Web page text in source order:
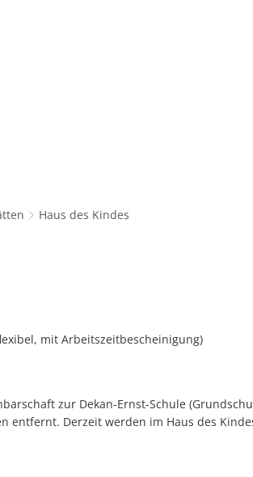
Haus des Kindes
mit Arbeitszeitbescheinigung)
zur Dekan-Ernst-Schule
entfernt. Derzeit werden im Haus des